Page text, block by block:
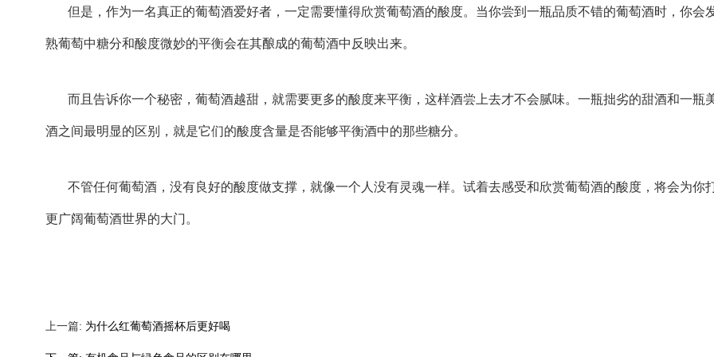
但是，作为一名真正的葡萄酒爱好者，一定需要懂得欣赏葡萄酒的酸度。当你尝到一瓶品质不错的葡萄酒时，你会
熟葡萄中糖分和酸度微妙的平衡会在其酿成的葡萄酒中反映出来。
而且告诉你一个秘密，葡萄酒越甜，就需要更多的酸度来平衡，这样酒尝上去才不会腻味。一瓶拙劣的甜酒和一瓶
酒之间最明显的区别，就是它们的酸度含量是否能够平衡酒中的那些糖分。
不管任何葡萄酒，没有良好的酸度做支撑，就像一个人没有灵魂一样。试着去感受和欣赏葡萄酒的酸度，将会为你
更广阔葡萄酒世界的大门。
上一篇: 为什么红葡萄酒摇杯后更好喝